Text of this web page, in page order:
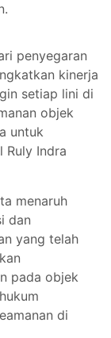
penyegaran
kinerja
setiap lini di
objek
untuk
Ruly Indra
menaruh
dan
yang telah
pada objek
di